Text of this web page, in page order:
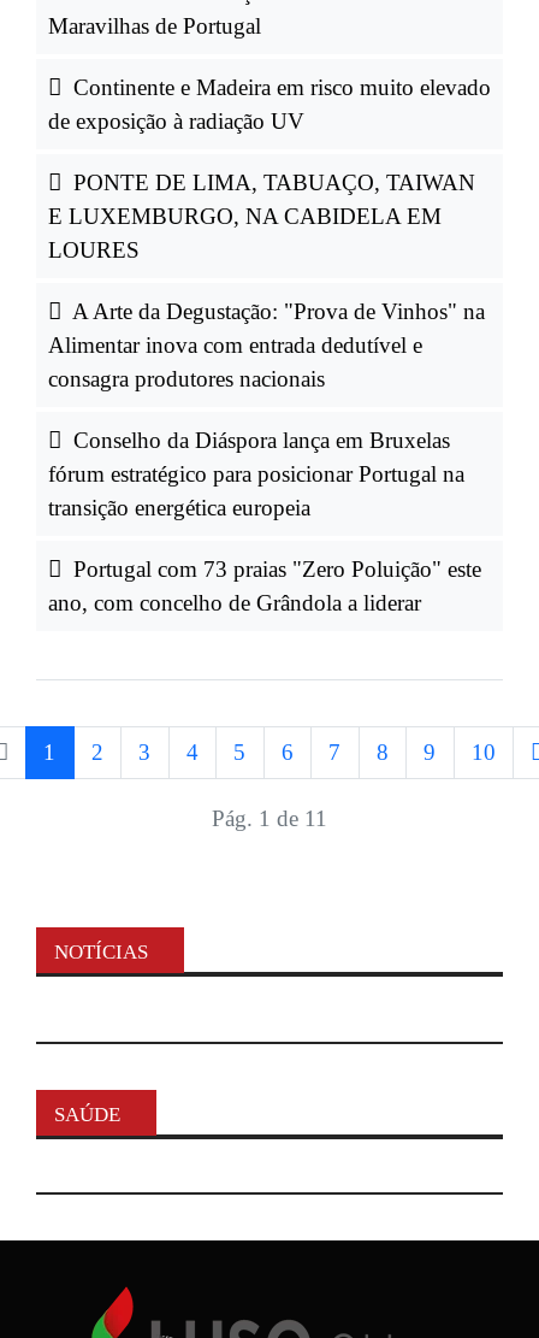
Maravilhas de Portugal
Continente e Madeira em risco muito elevado
de exposição à radiação UV
PONTE DE LIMA, TABUAÇO, TAIWAN
E LUXEMBURGO, NA CABIDELA EM
LOURES
A Arte da Degustação: "Prova de Vinhos" na
Alimentar inova com entrada dedutível e
consagra produtores nacionais
Conselho da Diáspora lança em Bruxelas
fórum estratégico para posicionar Portugal na
transição energética europeia
Portugal com 73 praias "Zero Poluição" este
ano, com concelho de Grândola a liderar
1 2 3 4 5 6 7 8 9 10
Pág. 1 de 11
NOTÍCIAS
SAÚDE